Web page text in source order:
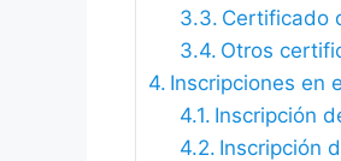
Certificado
Otros
Inscripciones en
Inscripción
Inscripción